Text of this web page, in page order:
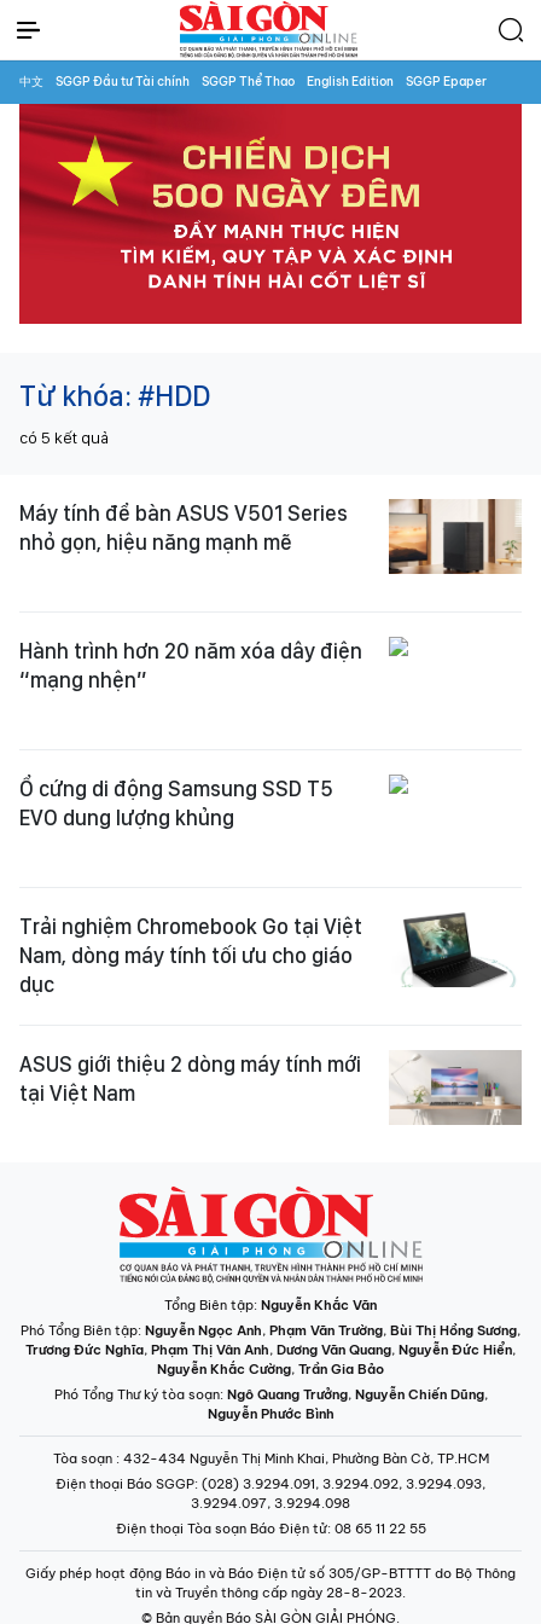
中文 SGGP Đầu tư Tài chính SGGP Thể Thao English Edition SGGP Epaper
Từ khóa: #HDD
có 5 kết quả
Máy tính để bàn ASUS V501 Series
nhỏ gọn, hiệu năng mạnh mẽ
Hành trình hơn 20 năm xóa dây điện
“mạng nhện”
Ổ cứng di động Samsung SSD T5
EVO dung lượng khủng
Trải nghiệm Chromebook Go tại Việt
Nam, dòng máy tính tối ưu cho giáo
dục
ASUS giới thiệu 2 dòng máy tính mới
tại Việt Nam
Tổng Biên tập: Nguyễn Khắc Văn
Phó Tổng Biên tập: Nguyễn Ngọc Anh, Phạm Văn Trường, Bùi Thị Hồng Sương,
Trương Đức Nghĩa, Phạm Thị Vân Anh, Dương Văn Quang, Nguyễn Đức Hiển,
Nguyễn Khắc Cường, Trần Gia Bảo
Phó Tổng Thư ký tòa soạn: Ngô Quang Trưởng, Nguyễn Chiến Dũng,
Nguyễn Phước Bình
Tòa soạn : 432-434 Nguyễn Thị Minh Khai, Phường Bàn Cờ, TP.HCM
Điện thoại Báo SGGP: (028) 3.9294.091, 3.9294.092, 3.9294.093,
3.9294.097, 3.9294.098
Điện thoại Tòa soạn Báo Điện tử: 08 65 11 22 55
Giấy phép hoạt động Báo in và Báo Điện tử số 305/GP-BTTTT do Bộ Thông
tin và Truyền thông cấp ngày 28-8-2023.
© Bản quyền Báo SÀI GÒN GIẢI PHÓNG.